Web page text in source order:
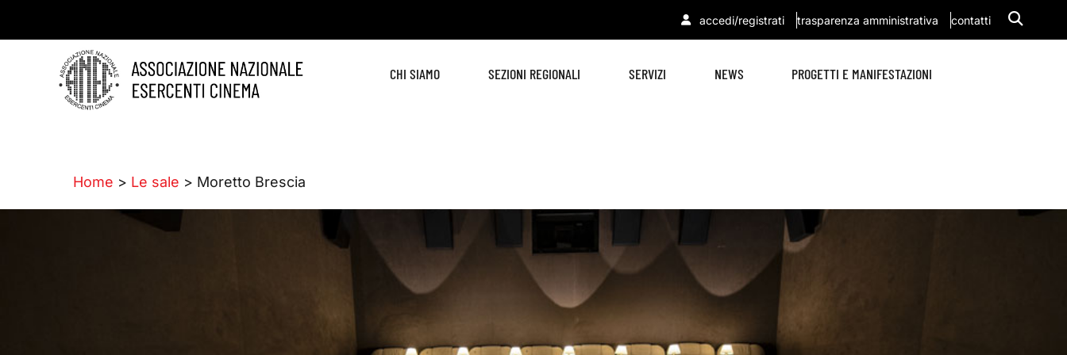
accedi/registrati trasparenza amministrativa contatti
CHI SIAMO SEZIONI REGIONALI SERVIZI NEWS PROGETTI E MANIFESTAZIONI
Home > Le sale > Moretto Brescia